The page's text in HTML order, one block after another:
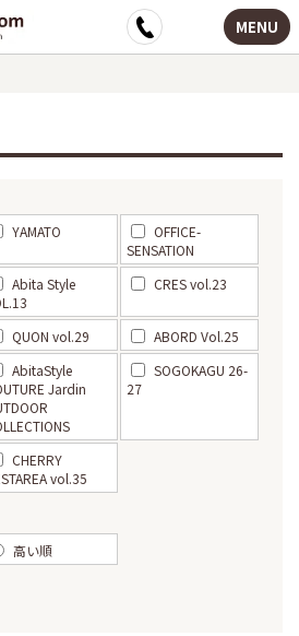
MENU
YAMATO
OFFICE-
SENSATION
Abita Style
CRES vol.23
QUON vol.29
ABORD Vol.25
AbitaStyle
Jardin
SOGOKAGU 26-
27
CHERRY
vol.35
高い順